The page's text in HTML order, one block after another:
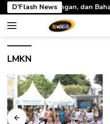
Langsung
ke
konten
D'Flash News
Bahaya Narkoba di Bungo,
LMKN